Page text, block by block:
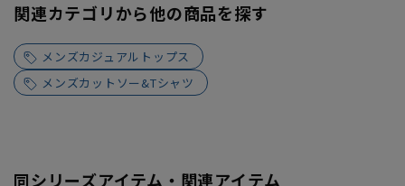
関連カテゴリから他の商品を探す
メンズカジュアルトップス
メンズカットソー&Tシャツ
同シリーズアイテム・関連アイテム